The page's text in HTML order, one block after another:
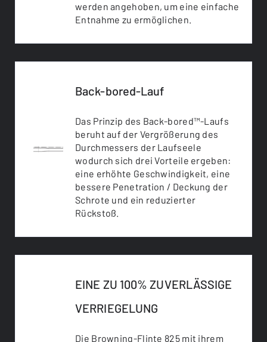
werden angehoben, um eine einfache
Entnahme zu ermöglichen.
Back-bored-Lauf
Das Prinzip des Back-bored™-Laufs
beruht auf der Vergrößerung des
Durchmessers der Laufseele
wodurch sich drei Vorteile ergeben:
eine erhöhte Geschwindigkeit, eine
bessere Penetration / Deckung der
Schrote und ein reduzierter
Rückstoß.
EINE ZU 100% ZUVERLÄSSIGE
VERRIEGELUNG
Die Browning-Flinte 825 mit ihrem